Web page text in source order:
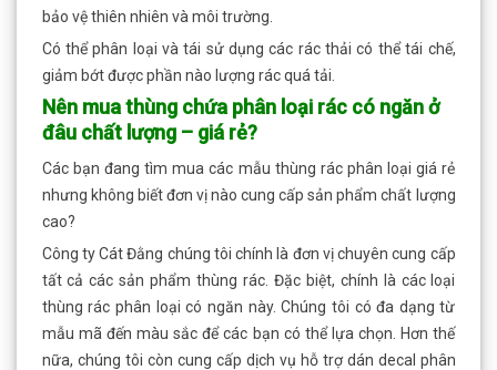
bảo vệ thiên nhiên và môi trường.
Có thể phân loại và tái sử dụng các rác thải có thể tái chế,
giảm bớt được phần nào lượng rác quá tải.
Nên mua thùng chứa phân loại rác có ngăn ở
đâu chất lượng – giá rẻ?
Các bạn đang tìm mua các mẫu thùng rác phân loại giá rẻ
nhưng không biết đơn vị nào cung cấp sản phẩm chất lượng
cao?
Công ty Cát Đằng chúng tôi chính là đơn vị chuyên cung cấp
tất cả các sản phẩm thùng rác. Đặc biệt, chính là các loại
thùng rác phân loại có ngăn này. Chúng tôi có đa dạng từ
mẫu mã đến màu sắc để các bạn có thể lựa chọn. Hơn thế
nữa, chúng tôi còn cung cấp dịch vụ hỗ trợ dán decal phân